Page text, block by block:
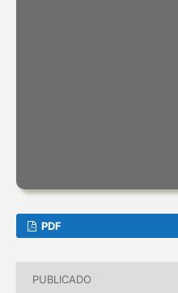
PDF
PUBLICADO